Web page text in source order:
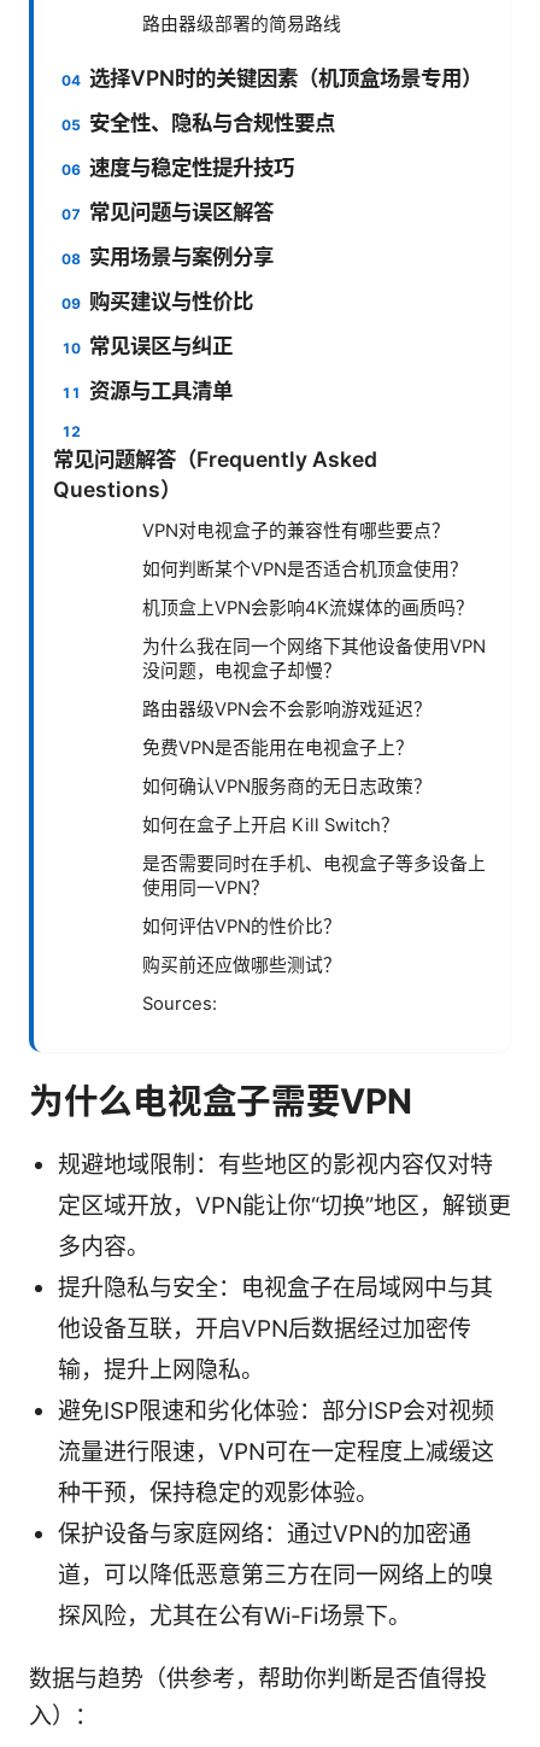
路由器级部署的简易路线
选择VPN时的关键因素（机顶盒场景专用）
安全性、隐私与合规性要点
速度与稳定性提升技巧
常见问题与误区解答
实用场景与案例分享
购买建议与性价比
常见误区与纠正
资源与工具清单
常见问题解答（Frequently Asked
Questions）
VPN对电视盒子的兼容性有哪些要点？
如何判断某个VPN是否适合机顶盒使用？
机顶盒上VPN会影响4K流媒体的画质吗？
为什么我在同一个网络下其他设备使用VPN
没问题，电视盒子却慢？
路由器级VPN会不会影响游戏延迟？
免费VPN是否能用在电视盒子上？
如何确认VPN服务商的无日志政策？
如何在盒子上开启 Kill Switch？
是否需要同时在手机、电视盒子等多设备上
使用同一VPN？
如何评估VPN的性价比？
购买前还应做哪些测试？
Sources:
为什么电视盒子需要VPN
规避地域限制：有些地区的影视内容仅对特
定区域开放，VPN能让你“切换”地区，解锁更
多内容。
提升隐私与安全：电视盒子在局域网中与其
他设备互联，开启VPN后数据经过加密传
输，提升上网隐私。
避免ISP限速和劣化体验：部分ISP会对视频
流量进行限速，VPN可在一定程度上减缓这
种干预，保持稳定的观影体验。
保护设备与家庭网络：通过VPN的加密通
道，可以降低恶意第三方在同一网络上的嗅
探风险，尤其在公有Wi‑Fi场景下。
数据与趋势（供参考，帮助你判断是否值得投
入）：